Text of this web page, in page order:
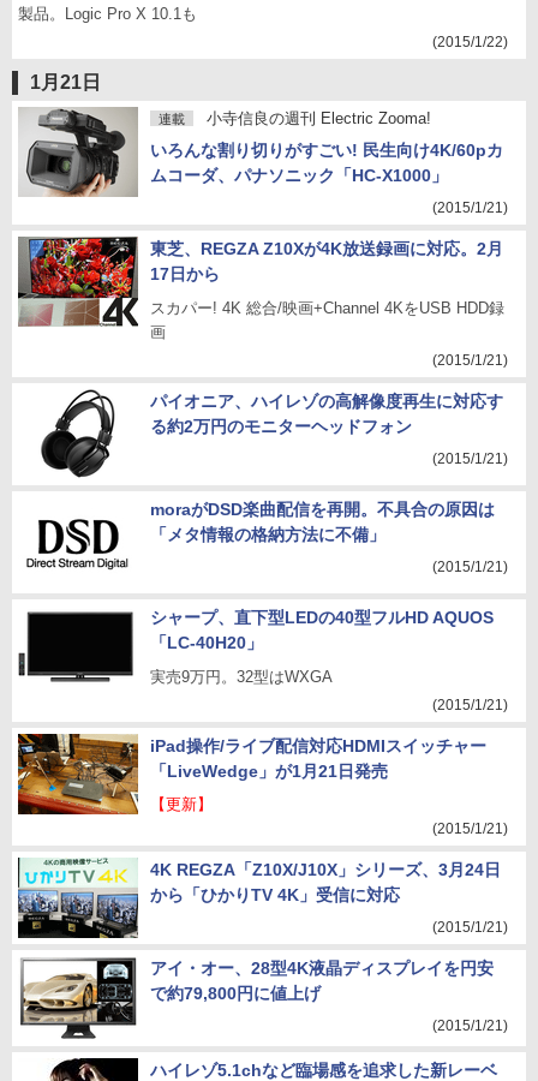
製品。Logic Pro X 10.1も
(2015/1/22)
1月21日
連載 小寺信良の週刊 Electric Zooma!
いろんな割り切りがすごい! 民生向け4K/60pカ
ムコーダ、パナソニック「HC-X1000」
(2015/1/21)
東芝、REGZA Z10Xが4K放送録画に対応。2月
17日から
スカパー! 4K 総合/映画+Channel 4KをUSB HDD録
画
(2015/1/21)
パイオニア、ハイレゾの高解像度再生に対応す
る約2万円のモニターヘッドフォン
(2015/1/21)
moraがDSD楽曲配信を再開。不具合の原因は
「メタ情報の格納方法に不備」
(2015/1/21)
シャープ、直下型LEDの40型フルHD AQUOS
「LC-40H20」
実売9万円。32型はWXGA
(2015/1/21)
iPad操作/ライブ配信対応HDMIスイッチャー
「LiveWedge」が1月21日発売
【更新】
(2015/1/21)
4K REGZA「Z10X/J10X」シリーズ、3月24日
から「ひかりTV 4K」受信に対応
(2015/1/21)
アイ・オー、28型4K液晶ディスプレイを円安
で約79,800円に値上げ
(2015/1/21)
ハイレゾ5.1chなど臨場感を追求した新レーベ